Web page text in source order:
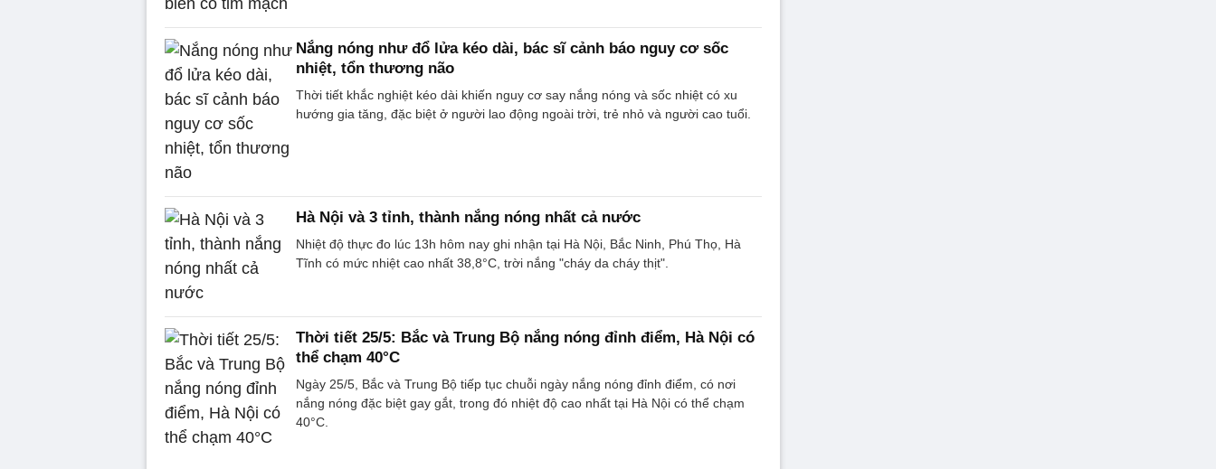
Nắng nóng như đổ lửa kéo dài, bác sĩ cảnh báo nguy cơ sốc
nhiệt, tổn thương não
Thời tiết khắc nghiệt kéo dài khiến nguy cơ say nắng nóng và sốc nhiệt có xu
hướng gia tăng, đặc biệt ở người lao động ngoài trời, trẻ nhỏ và người cao tuổi.
Hà Nội và 3 tỉnh, thành nắng nóng nhất cả nước
Nhiệt độ thực đo lúc 13h hôm nay ghi nhận tại Hà Nội, Bắc Ninh, Phú Thọ, Hà
Tĩnh có mức nhiệt cao nhất 38,8°C, trời nắng "cháy da cháy thịt".
Thời tiết 25/5: Bắc và Trung Bộ nắng nóng đỉnh điểm, Hà Nội có
thể chạm 40°C
Ngày 25/5, Bắc và Trung Bộ tiếp tục chuỗi ngày nắng nóng đỉnh điểm, có nơi
nắng nóng đặc biệt gay gắt, trong đó nhiệt độ cao nhất tại Hà Nội có thể chạm
40°C.